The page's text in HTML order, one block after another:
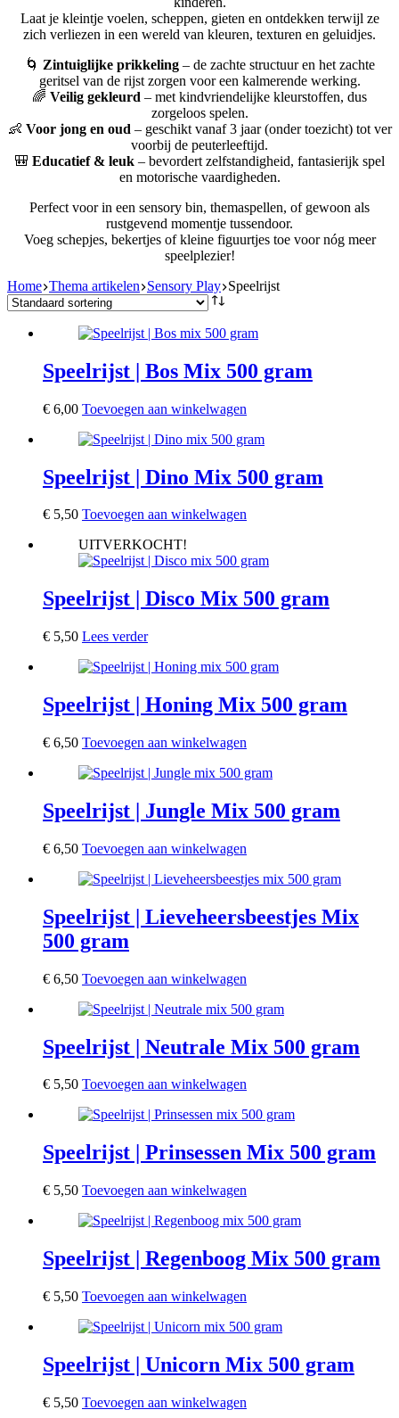
Laat je kleintje voelen, scheppen, gieten en ontdekken terwijl ze
zich verliezen in een wereld van kleuren, texturen en geluidjes.
🌀 Zintuiglijke prikkeling– de zachte structuur en het zachte
geritsel van de rijst zorgen voor een kalmerende werking.
🌈 Veilig gekleurd – met kindvriendelijke kleurstoffen, dus
zorgeloos spelen.
👶 Voor jong en oud – geschikt vanaf 3 jaar (onder toezicht) tot ver
voorbij de peuterleeftijd.
🎒 Educatief & leuk – bevordert zelfstandigheid, fantasierijk spel
en motorische vaardigheden.
Perfect voor in een sensory bin, themaspellen, of gewoon als
rustgevend momentje tussendoor.
Voeg schepjes, bekertjes of kleine figuurtjes toe voor nóg meer
speelplezier!
Home Thema artikelen Sensory Play Speelrijst
Speelrijst | Bos Mix 500 gram
€ 6,00 Toevoegen aan winkelwagen
Speelrijst | Dino Mix 500 gram
€ 5,50 Toevoegen aan winkelwagen
UITVERKOCHT!
Speelrijst | Disco Mix 500 gram
€ 5,50 Lees verder
Speelrijst | Honing Mix 500 gram
€ 6,50 Toevoegen aan winkelwagen
Speelrijst | Jungle Mix 500 gram
€ 6,50 Toevoegen aan winkelwagen
Speelrijst | Lieveheersbeestjes Mix
500 gram
€ 6,50 Toevoegen aan winkelwagen
Speelrijst | Neutrale Mix 500 gram
€ 5,50 Toevoegen aan winkelwagen
Speelrijst | Prinsessen Mix 500 gram
€ 5,50 Toevoegen aan winkelwagen
Speelrijst | Regenboog Mix 500 gram
€ 5,50 Toevoegen aan winkelwagen
Speelrijst | Unicorn Mix 500 gram
€ 5,50 Toevoegen aan winkelwagen